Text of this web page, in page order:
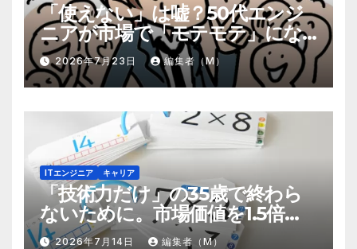
「使えない」は嘘？50代エンジ
ニアが市場で「モテモテ」にな
るための8個の強み
2026年7月23日 編集者（M）
ITエンジニア キャリア
「技術力だけ」の35歳で終わら
ないために。市場価値を1.5倍に
する『プラスα』の掛け算
2026年7月14日 編集者（M）